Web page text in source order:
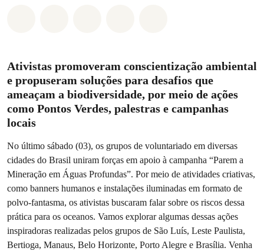
Ativistas promoveram conscientização ambiental
e propuseram soluções para desafios que
ameaçam a biodiversidade, por meio de ações
como Pontos Verdes, palestras e campanhas
locais
No último sábado (03), os grupos de voluntariado em diversas
cidades do Brasil uniram forças em apoio à campanha “Parem a
Mineração em Águas Profundas”. Por meio de atividades criativas,
como banners humanos e instalações iluminadas em formato de
polvo-fantasma, os ativistas buscaram falar sobre os riscos dessa
prática para os oceanos. Vamos explorar algumas dessas ações
inspiradoras realizadas pelos grupos de São Luís, Leste Paulista,
Bertioga, Manaus, Belo Horizonte, Porto Alegre e Brasília. Venha